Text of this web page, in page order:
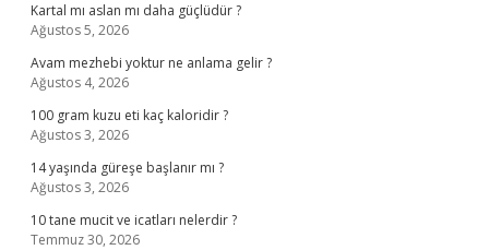
Kartal mı aslan mı daha güçlüdür ?
Ağustos 5, 2026
Avam mezhebi yoktur ne anlama gelir ?
Ağustos 4, 2026
100 gram kuzu eti kaç kaloridir ?
Ağustos 3, 2026
14 yaşında güreşe başlanır mı ?
Ağustos 3, 2026
10 tane mucit ve icatları nelerdir ?
Temmuz 30, 2026